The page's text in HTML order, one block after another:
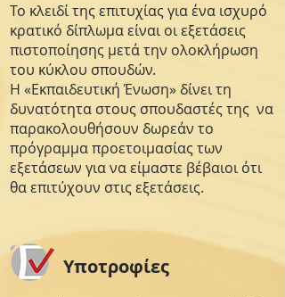
Το κλειδί της επιτυχίας για ένα ισχυρό
κρατικό δίπλωμα είναι οι εξετάσεις
πιστοποίησης μετά την ολοκλήρωση
του κύκλου σπουδών.
Η «Εκπαιδευτική Ένωση» δίνει τη
δυνατότητα στους σπουδαστές της να
παρακολουθήσουν δωρεάν το
πρόγραμμα προετοιμασίας των
εξετάσεων για να είμαστε βέβαιοι ότι
θα επιτύχουν στις εξετάσεις.
Υποτροφίες